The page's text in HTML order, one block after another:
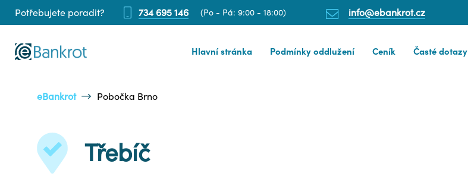
Potřebujete poradit? 734 695 146 (Po - Pá: 9:00 - 18:00) info@ebankrot.cz
Hlavní stránka Podmínky oddlužení Ceník Časté dotazy
eBankrot Pobočka Brno
Třebíč